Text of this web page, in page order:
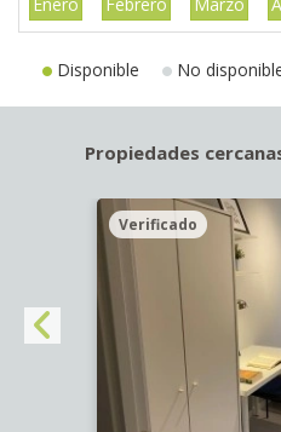
Disponible No
Propiedades
Verificado